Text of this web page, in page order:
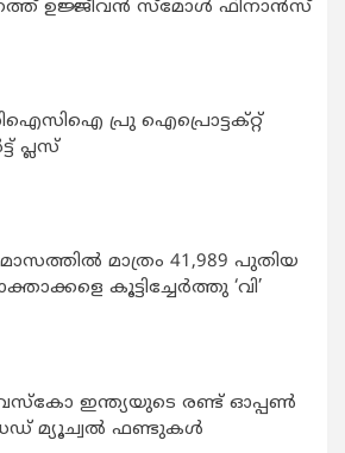
ഉജ്ജീവൻ സ്മോൾ ഫിനാൻസ്
പ്രു ഐപ്രൊട്ടക്റ്റ്
പ്ലസ്
മാത്രം 41,989 പുതിയ
കൂട്ടിച്ചേർത്തു ‘വി’
ഇന്ത്യയുടെ രണ്ട് ഓപ്പണ്‍
മ്യൂച്വല്‍ ഫണ്ടുകള്‍